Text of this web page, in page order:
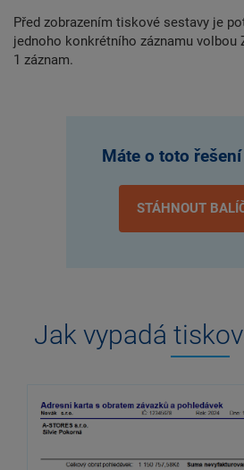
Před zobrazením tiskové sestavy je
jednoho konkrétního záznamu volbou
1 záznam.
Máte o toto
STÁHNOUT
Jak vypadá